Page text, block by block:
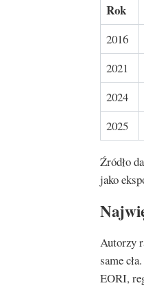
Rok
2016
2021
2024
2025
Źródło
jako
Autorzy
same
EORI,